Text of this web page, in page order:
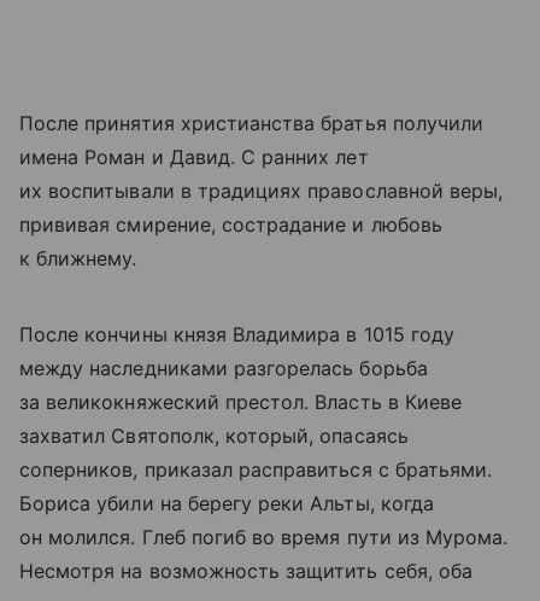
После принятия христианства братья получили
имена Роман и Давид. С ранних лет
их воспитывали в традициях православной веры,
прививая смирение, сострадание и любовь
к ближнему.
После кончины князя Владимира в 1015 году
между наследниками разгорелась борьба
за великокняжеский престол. Власть в Киеве
захватил Святополк, который, опасаясь
соперников, приказал расправиться с братьями.
Бориса убили на берегу реки Альты, когда
он молился. Глеб погиб во время пути из Мурома.
Несмотря на возможность защитить себя, оба